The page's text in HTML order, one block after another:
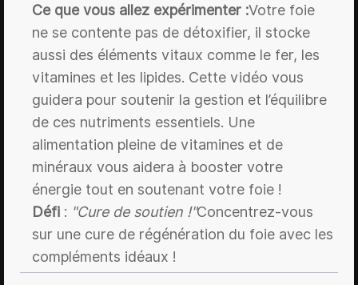
Ce que vous allez expérimenter :Votre foie
ne se contente pas de détoxifier, il stocke
aussi des éléments vitaux comme le fer, les
vitamines et les lipides. Cette vidéo vous
guidera pour soutenir la gestion et l’équilibre
de ces nutriments essentiels. Une
alimentation pleine de vitamines et de
minéraux vous aidera à booster votre
énergie tout en soutenant votre foie !
Défi : "Cure de soutien !"Concentrez-vous
sur une cure de régénération du foie avec les
compléments idéaux !